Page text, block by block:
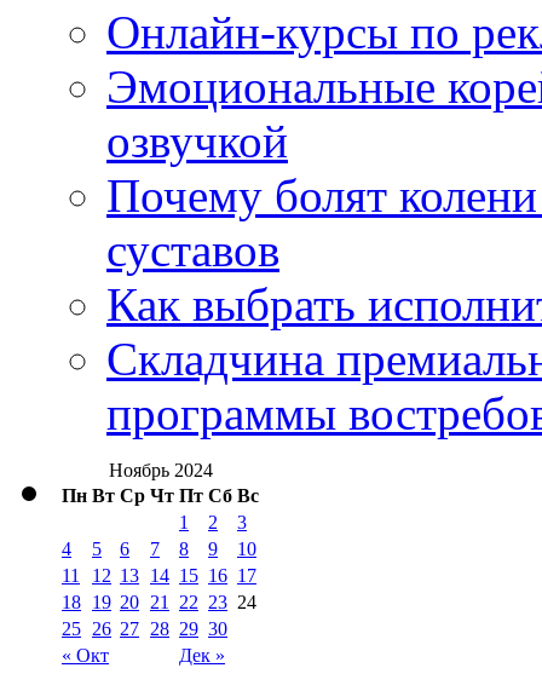
Онлайн-курсы по
Эмоциональные
озвучкой
Почему болят
суставов
Как выбрать
Складчина
программы
Ноябрь 2024
Пн Вт Ср Чт Пт Сб Вс
« Окт Дек »
1 2
3
4
5 6 7 8 9
10
11
12 13 14 15 16 17
18 19 20 21 22 23 24
25 26 27 28 29 30